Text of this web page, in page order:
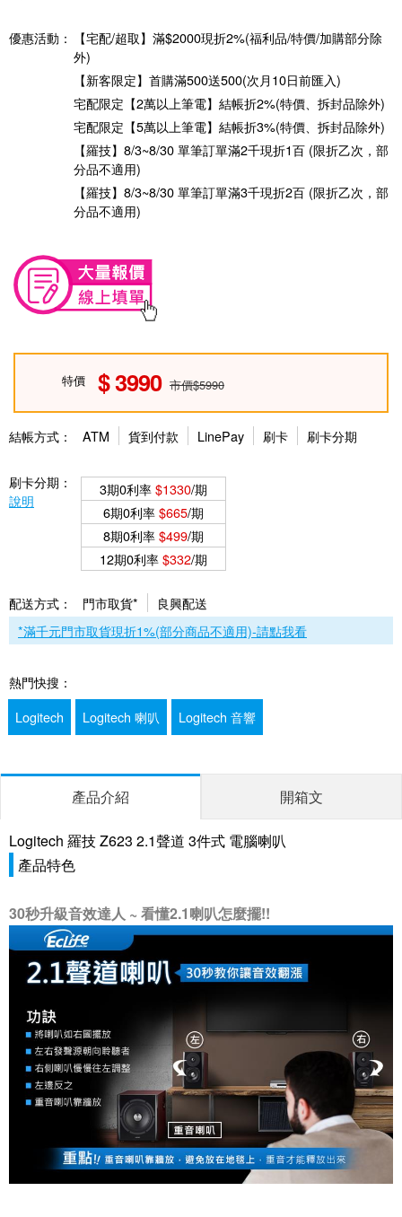
優惠活動：
【宅配/超取】滿$2000現折2%(福利品/特價/加購部分除
外)
【新客限定】首購滿500送500(次月10日前匯入)
宅配限定【2萬以上筆電】結帳折2%(特價、拆封品除外)
宅配限定【5萬以上筆電】結帳折3%(特價、拆封品除外)
【羅技】8/3~8/30 單筆訂單滿2千現折1百 (限折乙次，部
分品不適用)
【羅技】8/3~8/30 單筆訂單滿3千現折2百 (限折乙次，部
分品不適用)
特價 3990 市價$5990
結帳方式： ATM 貨到付款 LinePay 刷卡 刷卡分期
刷卡分期：
說明
3期0利率$1330/期
6期0利率$665/期
8期0利率$499/期
12期0利率$332/期
配送方式： 門市取貨*
良興配送
*滿千元門市取貨現折1%(部分商品不適用)-請點我看
熱門快搜：
Logitech
Logitech 喇叭 Logitech 音響
產品介紹 開箱文
Logitech 羅技 Z623 2.1聲道 3件式 電腦喇叭
產品特色
30秒升級音效達人 ~ 看懂2.1喇叭怎麼擺!!